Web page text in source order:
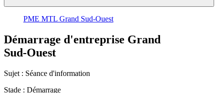
PME MTL Grand Sud-Ouest
Démarrage d'entreprise Grand
Sud-Ouest
Sujet : Séance d'information
Stade : Démarrage